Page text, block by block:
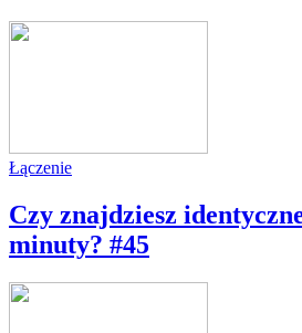
Łączenie
Czy znajdziesz
minuty? #45